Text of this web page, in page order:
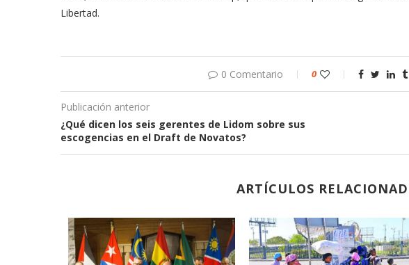
Libertad.
0 Comentario 0
Publicación anterior
¿Qué dicen los seis gerentes de Lidom sobre sus
escogencias en el Draft de Novatos?
ARTÍCULOS